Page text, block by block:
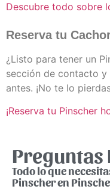
Descubre todo sobre
Reserva tu
¿Listo para tener un
sección de contacto
antes. ¡No te lo
¡Reserva tu Pinscher
Preguntas
Todo lo que
Pinscher en